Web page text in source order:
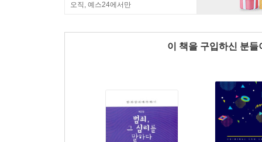
오직, 예스24에서만
이 책을 구입하신 분